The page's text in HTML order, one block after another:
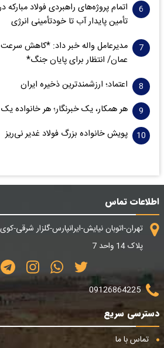
تأمین پایدار آب تا خودتأمینی انرژی
مدیرعامل واله خبر داد: *کاهش سرعت
عمان/ انتظار برای پایان جنگ*
اعتماد؛ ارزشمندترین ذخیره ایران
هر همکار، یک خبرنگار؛ هر خانواده
پویش خانواده بزرگ فولاد غدیر نی‌ریز
اطلاعات تماس
تهران-اتوبان نیایش-ایرانپارس-گلزار
پلاک 14 واحد 7
09126864225
دسترسی سریع
تماس با ما